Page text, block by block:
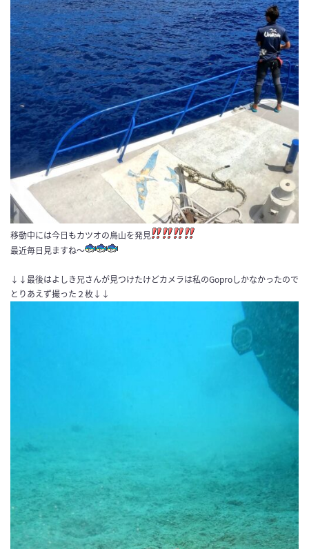
移動中には今日もカツオの鳥山を発見
最近毎日見ますね～
↓↓最後はよしき兄さんが見つけたけどカメラは私のGoproしかなかったので
とりあえず撮った２枚↓↓